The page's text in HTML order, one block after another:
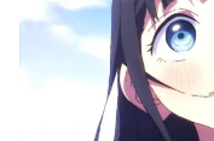
主導…JAXAの衛星「あ
舌を絡ませて、唾液交
── ちゅっちゅしながら